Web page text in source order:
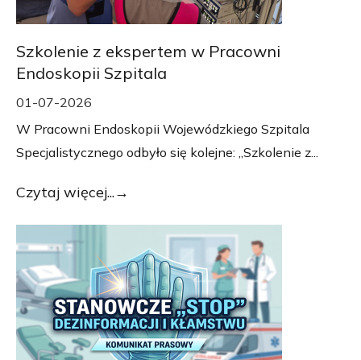
Szkolenie z ekspertem w Pracowni
Endoskopii Szpitala
01-07-2026
W Pracowni Endoskopii Wojewódzkiego Szpitala
Specjalistycznego odbyło się kolejne: „Szkolenie z...
Czytaj więcej...